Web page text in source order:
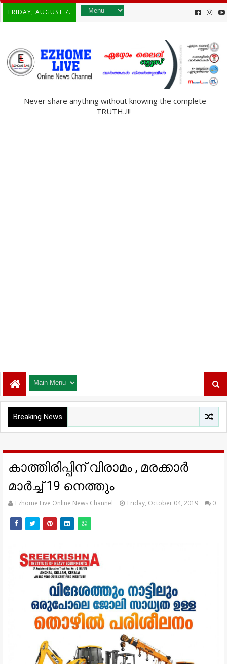
FRIDAY, AUGUST 7.
Never share anything without knowing the complete
TRUTH..!!!
Breaking News
കാത്തിരിപ്പിന് വിരാമം , മരക്കാർ
മാർച്ച് 19 നെത്തും
Ezhome Live Online News Channel Friday, October 04, 2019 0